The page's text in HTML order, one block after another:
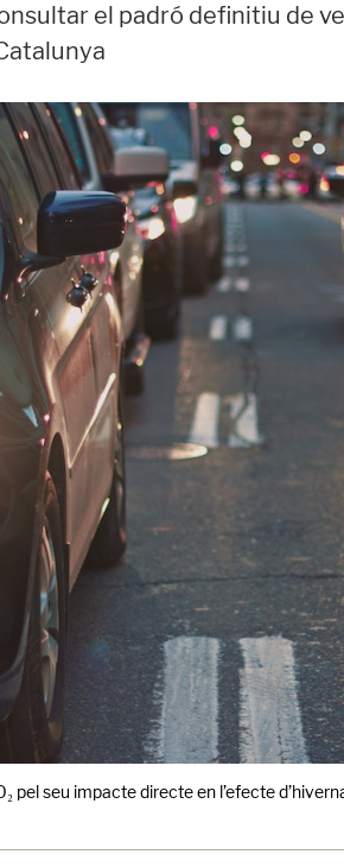
el padró definitiu de
pel seu impacte directe en l’efecte